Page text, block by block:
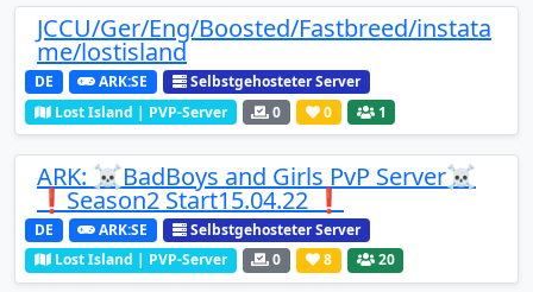
JCCU/Ger/Eng/Boosted/Fastbreed/instata
me/lostisland
DE ARK:SE
Selbstgehosteter Server
Lost Island | PVP-Server
0 0 1
ARK: ☠️BadBoys and Girls PvP Server☠️
❗️Season2 Start15.04.22 ❗️
DE ARK:SE
Selbstgehosteter Server
Lost Island | PVP-Server
0 8 20